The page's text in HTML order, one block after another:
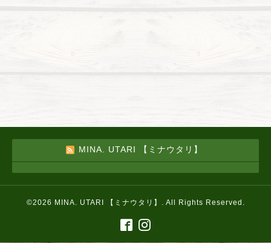
MINA. UTARI 【ミナウタリ】
©2026 MINA. UTARI 【ミナウタリ】 . All Rights Reserved.